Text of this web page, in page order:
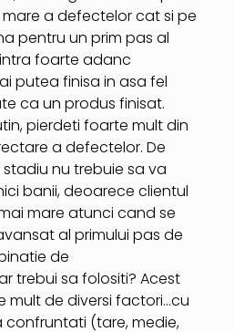
a defectelor cat si pe
pentru un prim pas al
foarte adanc
putea finisa in asa fel
ca un produs finisat.
pierdeti foarte mult din
a defectelor. De
nu trebuie sa va
banii, deoarece clientul
mare atunci cand se
al primului pas de
de
trebui sa folositi? Acest
mult de diversi factori…cu
(tare, medie,